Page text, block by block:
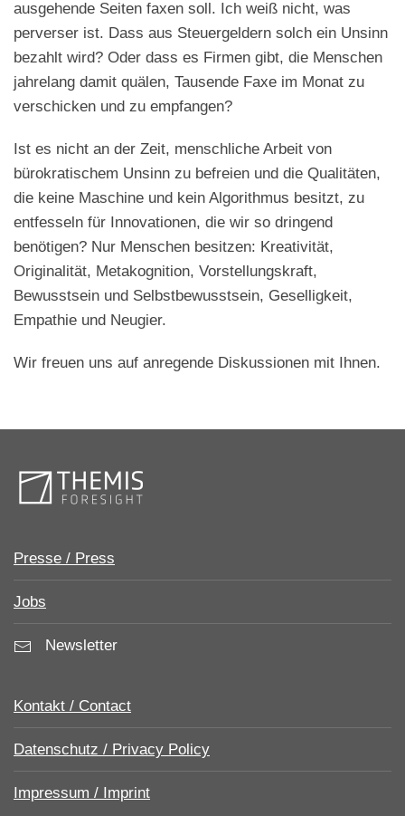
ausgehende Seiten faxen soll. Ich weiß nicht, was
perverser ist. Dass aus Steuergeldern solch ein Unsinn
bezahlt wird? Oder dass es Firmen gibt, die Menschen
jahrelang damit quälen, Tausende Faxe im Monat zu
verschicken und zu empfangen?
Ist es nicht an der Zeit, menschliche Arbeit von
bürokratischem Unsinn zu befreien und die Qualitäten,
die keine Maschine und kein Algorithmus besitzt, zu
entfesseln für Innovationen, die wir so dringend
benötigen? Nur Menschen besitzen: Kreativität,
Originalität, Metakognition, Vorstellungskraft,
Bewusstsein und Selbstbewusstsein, Geselligkeit,
Empathie und Neugier.
Wir freuen uns auf anregende Diskussionen mit Ihnen.
Presse / Press
Jobs
Newsletter
Kontakt / Contact
Datenschutz / Privacy Policy
Impressum / Imprint